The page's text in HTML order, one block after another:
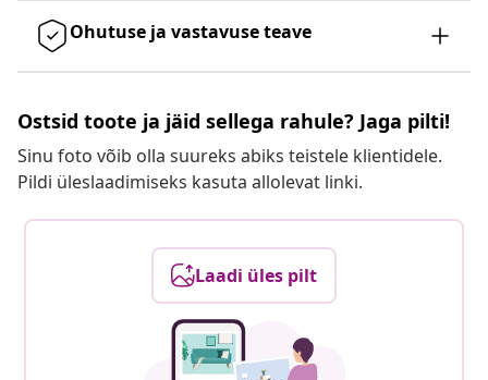
Ohutuse ja vastavuse teave
Ostsid toote ja jäid sellega rahule? Jaga pilti!
Sinu foto võib olla suureks abiks teistele klientidele.
Pildi üleslaadimiseks kasuta allolevat linki.
Laadi üles pilt